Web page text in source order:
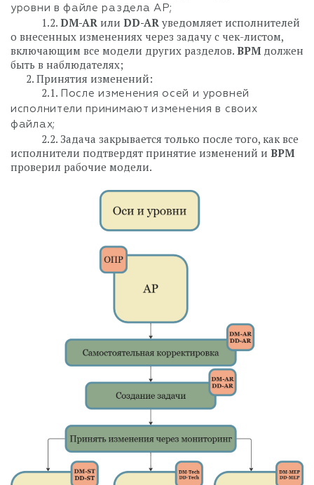
уровни в файле раздела АР;
⠀⠀⠀⠀1.2. DM-AR или DD-AR уведомляет исполнителей
о внесенных изменениях через задачу с чек-листом,
включающим все модели других разделов. BPM должен
быть в наблюдателях;
⠀⠀2. Принятия изменений:
⠀⠀⠀⠀2.1.
После изменения осей и уровней
исполнители принимают изменения в своих
файлах;
⠀⠀⠀⠀2.2. Задача закрывается только после того, как все
исполнители подтвердят принятие изменений и BPM
проверил рабочие модели.